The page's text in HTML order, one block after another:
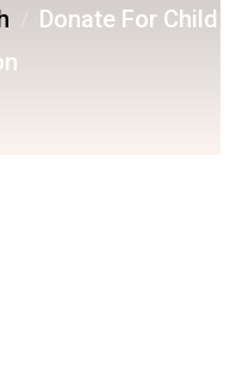
Donate For Child